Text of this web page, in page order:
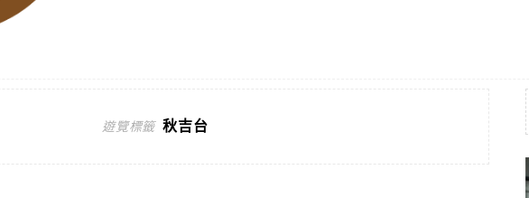
遊覽標籤 秋吉台